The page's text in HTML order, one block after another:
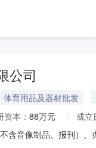
公司
体育用品及器材批发
资本： 88万元
成立